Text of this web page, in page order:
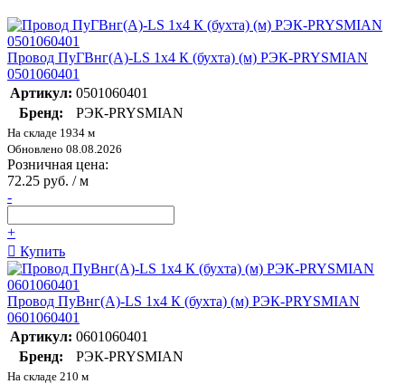
Провод ПуГВнг(А)-LS 1х4 К (бухта) (м) РЭК-PRYSMIAN
0501060401
Артикул: 0501060401
Бренд:
РЭК-PRYSMIAN
На складе 1934 м
Обновлено 08.08.2026
Розничная цена:
72.25 руб. / м
-
+
Купить
Провод ПуВнг(А)-LS 1х4 К (бухта) (м) РЭК-PRYSMIAN
0601060401
Артикул: 0601060401
Бренд:
РЭК-PRYSMIAN
На складе 210 м